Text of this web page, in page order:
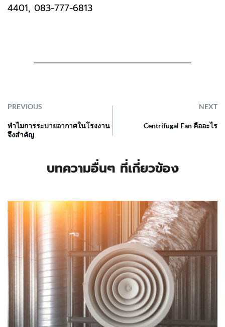
4401, 083-777-6813
PREVIOUS NEXT
ทำไมการระบายอากาศในโรงงาน
จึงสำคัญ
Centrifugal Fan คืออะไร
บทความอื่นๆ ที่เกี่ยวข้อง